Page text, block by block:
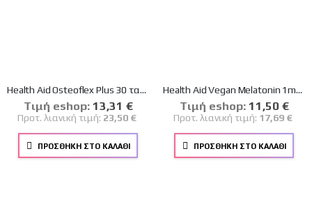
Health Aid Osteoflex Plus 30 ταμπλέτες
Tιμή eshop: Ειδική
Τιμή
13,31 €
Προτ. λιανική τιμή: 23,50 €
ΠΡΟΣΘΉΚΗ ΣΤΟ ΚΑΛΆΘΙ
Health Aid Vegan Melatonin 1mg Συμπλήρωμα για τον Ύπνο 90 ταμπλέτες
Tιμή eshop: Ειδική
Τιμή
11,50 €
Προτ. λιανική τιμή: 17,69 €
ΠΡΟΣΘΉΚΗ ΣΤΟ ΚΑΛΆΘΙ